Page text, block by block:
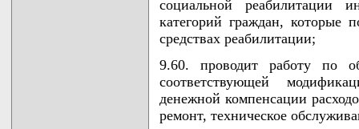
социальной реабилитации
категорий граждан, которые
средствах реабилитации;
9.60. проводит работу по
соответствующей
денежной компенсации
ремонт, техническое